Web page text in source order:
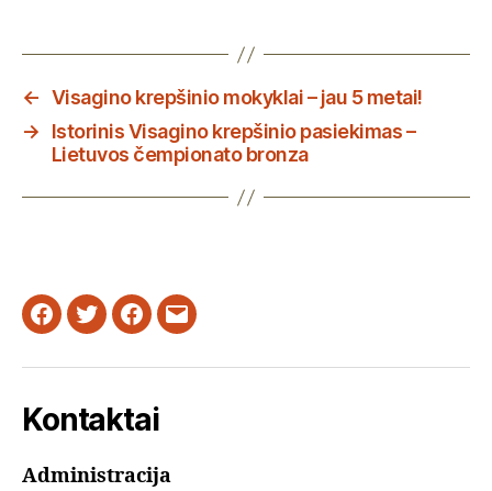
← Visagino krepšinio mokyklai – jau 5 metai!
→
Istorinis Visagino krepšinio pasiekimas –
Lietuvos čempionato bronza
Facebook
TwitterInstagram
Email
Kontaktai
Administracija